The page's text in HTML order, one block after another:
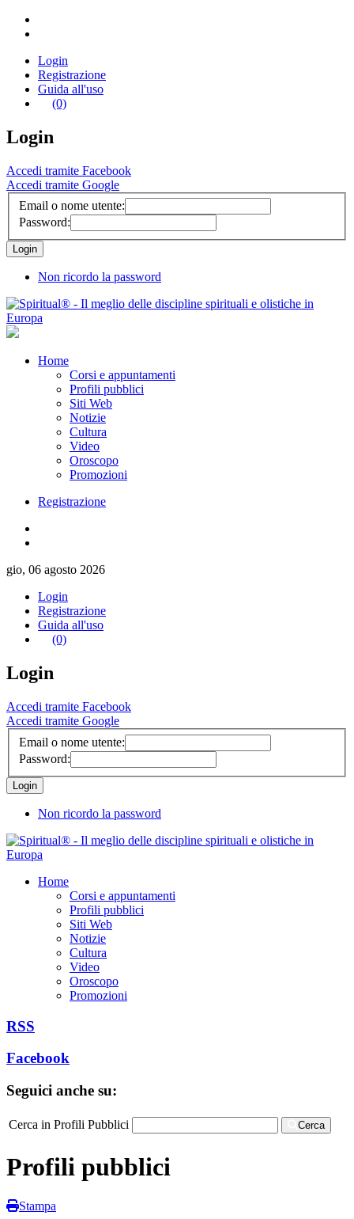
Login
Registrazione
Guida all'uso
(0)
Login
Accedi tramite Facebook
Accedi tramite Google
Email o nome utente:
Password:
Non ricordo la password
Home
Corsi e appuntamenti
Profili pubblici
Siti Web
Notizie
Cultura
Video
Oroscopo
Promozioni
Registrazione
gio, 06 agosto 2026
Login
Registrazione
Guida all'uso
(0)
Login
Accedi tramite Facebook
Accedi tramite Google
Email o nome utente:
Password:
Non ricordo la password
Home
Corsi e appuntamenti
Profili pubblici
Siti Web
Notizie
Cultura
Video
Oroscopo
Promozioni
RSS
Facebook
Seguici anche su:
Cerca in Profili Pubblici Cerca
Profili pubblici
Stampa